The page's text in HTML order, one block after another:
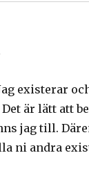
existerar
är lätt att
jag till.
ni andra